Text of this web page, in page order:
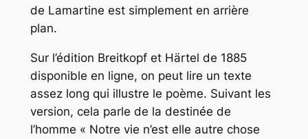
de Lamartine est simplement en arrière
plan.
Sur l’édition Breitkopf et Härtel de 1885
disponible en ligne, on peut lire un texte
assez long qui illustre le poème. Suivant les
version, cela parle de la destinée de
l’homme « Notre vie n’est elle autre chose